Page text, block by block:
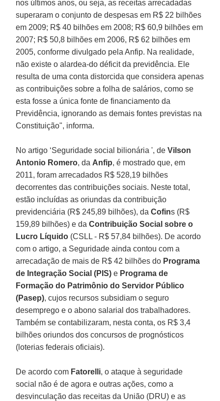
nos últimos anos, ou seja, as receitas arrecadadas
superaram o conjunto de despesas em R$ 22 bilhões
em 2009; R$ 40 bilhões em 2008; R$ 60,9 bilhões em
2007; R$ 50,8 bilhões em 2006, R$ 62 bilhões em
2005, conforme divulgado pela Anfip. Na realidade,
não existe o alardea-do déficit da previdência. Ele
resulta de uma conta distorcida que considera apenas
as contribuições sobre a folha de salários, como se
esta fosse a única fonte de financiamento da
Previdência, ignorando as demais fontes previstas na
Constituição", informa.
No artigo ‘Seguridade social bilionária ', de Vilson
Antonio Romero, da Anfip, é mostrado que, em
2011, foram arrecadados R$ 528,19 bilhões
decorrentes das contribuições sociais. Neste total,
estão incluídas as oriundas da contribuição
previdenciária (R$ 245,89 bilhões), daCofins (R$
159,89 bilhões) e daContribuição Social sobre o
Lucro Líquido (CSLL - R$ 57,84 bilhões). De acordo
com o artigo, a Seguridade ainda contou com a
arrecadação de mais de R$ 42 bilhões do Programa
de Integração Social (PIS) e Programa de
Formação do Patrimônio do Servidor Público
(Pasep), cujos recursos subsidiam o seguro
desemprego e o abono salarial dos trabalhadores.
Também se contabilizaram, nesta conta, os R$ 3,4
bilhões oriundos dos concursos de prognósticos
(loterias federais oficiais).
De acordo com Fatorelli, o ataque à seguridade
social não é de agora e outras ações, como a
desvinculação das receitas da União (DRU) e as